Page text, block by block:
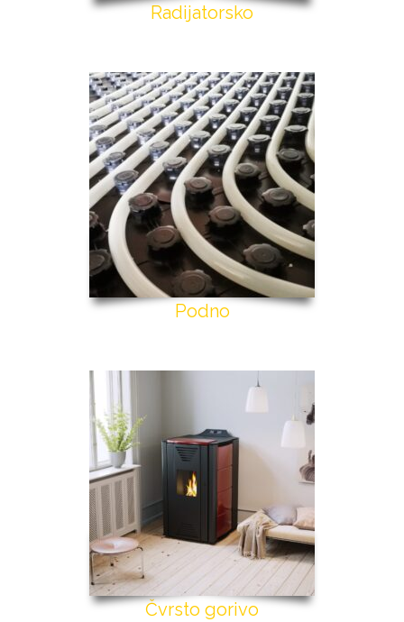
Radijatorsko
Podno
Čvrsto gorivo